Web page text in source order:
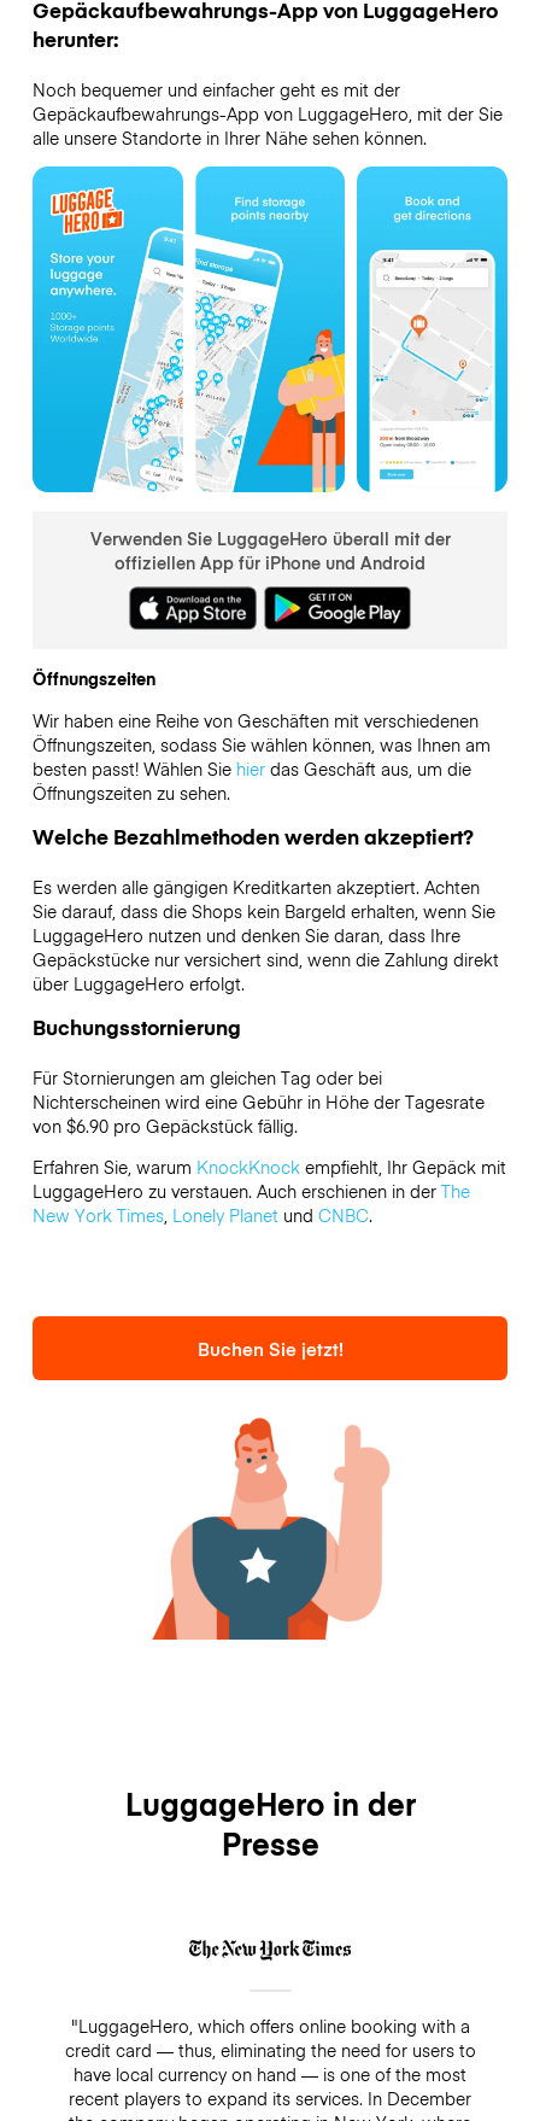
Gepäckaufbewahrungs-App von LuggageHero
herunter:
Noch bequemer und einfacher geht es mit der
Gepäckaufbewahrungs-App von LuggageHero, mit der Sie
alle unsere Standorte in Ihrer Nähe sehen können.
Verwenden Sie LuggageHero überall mit der
offiziellen App für iPhone und Android
Öffnungszeiten
Wir haben eine Reihe von Geschäften mit verschiedenen
Öffnungszeiten, sodass Sie wählen können, was Ihnen am
besten passt! Wählen Sie hierdas Geschäft aus, um die
Öffnungszeiten zu sehen.
Welche Bezahlmethoden werden akzeptiert?
Es werden alle gängigen Kreditkarten akzeptiert. Achten
Sie darauf, dass die Shops kein Bargeld erhalten, wenn Sie
LuggageHero nutzen und denken Sie daran, dass Ihre
Gepäckstücke nur versichert sind, wenn die Zahlung direkt
über LuggageHero erfolgt.
Buchungsstornierung
Für Stornierungen am gleichen Tag oder bei
Nichterscheinen wird eine Gebühr in Höhe der Tagesrate
von $6.90 pro Gepäckstück fällig.
Erfahren Sie, warum KnockKnockempfiehlt, Ihr Gepäck mit
LuggageHero zu verstauen. Auch erschienen in der The
New York Times, Lonely Planetund CNBC.
Buchen Sie jetzt!
LuggageHero in der
Presse
"LuggageHero, which offers online booking with a
credit card — thus, eliminating the need for users to
have local currency on hand — is one of the most
recent players to expand its services. In December